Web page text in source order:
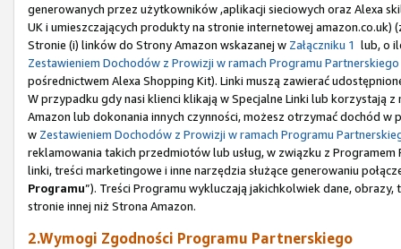
generowanych przez użytkowników ,aplikacji sieciowych oraz Alexa
UK i umieszczających produkty na stronie internetowej amazon.co.uk)
Stronie (i) linków do Strony Amazon wskazanej w Załączniku 1 lub, o
Zestawieniem Dochodów z Prowizji w ramach Programu Partnerskiego
pośrednictwem Alexa Shopping Kit). Linki muszą zawierać
W przypadku gdy nasi klienci klikają w Specjalne Linki lub korzystają
Amazon lub dokonania innych czynności, możesz otrzymać dochód
w Zestawieniem Dochodów z Prowizji w ramach Programu
reklamowania takich przedmiotów lub usług, w związku z
linki, treści marketingowe i inne narzędzia służące generowaniu
Programu”). Treści Programu wykluczają jakichkolwiek dane,
stronie innej niż Strona Amazon.
2.Wymogi Zgodności Programu Partnerskiego